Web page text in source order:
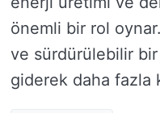
önemli bir rol
ve sürdürülebilir
giderek daha fazla